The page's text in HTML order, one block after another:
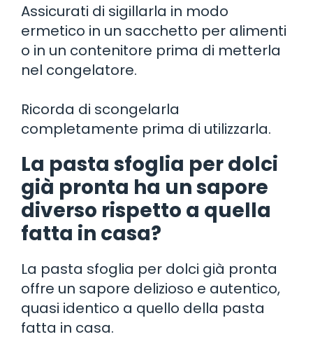
Assicurati di sigillarla in modo
ermetico in un sacchetto per alimenti
o in un contenitore prima di metterla
nel congelatore.
Ricorda di scongelarla
completamente prima di utilizzarla.
La pasta sfoglia per dolci
già pronta ha un sapore
diverso rispetto a quella
fatta in casa?
La pasta sfoglia per dolci già pronta
offre un sapore delizioso e autentico,
quasi identico a quello della pasta
fatta in casa.